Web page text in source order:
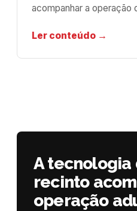
acompanhar a operação
Ler conteúdo →
A tecnologia
recinto
operação